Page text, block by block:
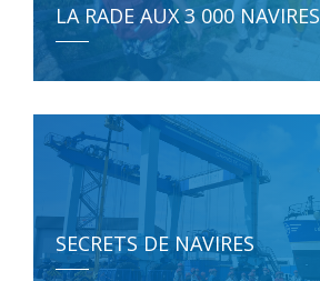
LA RADE AUX 3 000 NAVIRES
SECRETS DE NAVIRES